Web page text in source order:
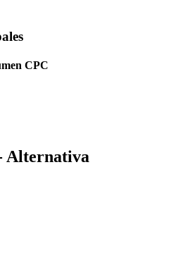
CPC
Alternativa